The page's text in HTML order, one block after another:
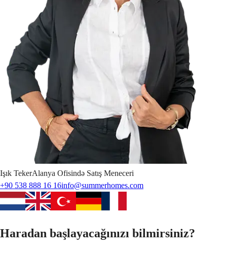
Işık TekerAlanya Ofisində Satış Meneceri
+90 538 888 16 16info@summerhomes.com
Haradan başlayacağınızı bilmirsiniz?